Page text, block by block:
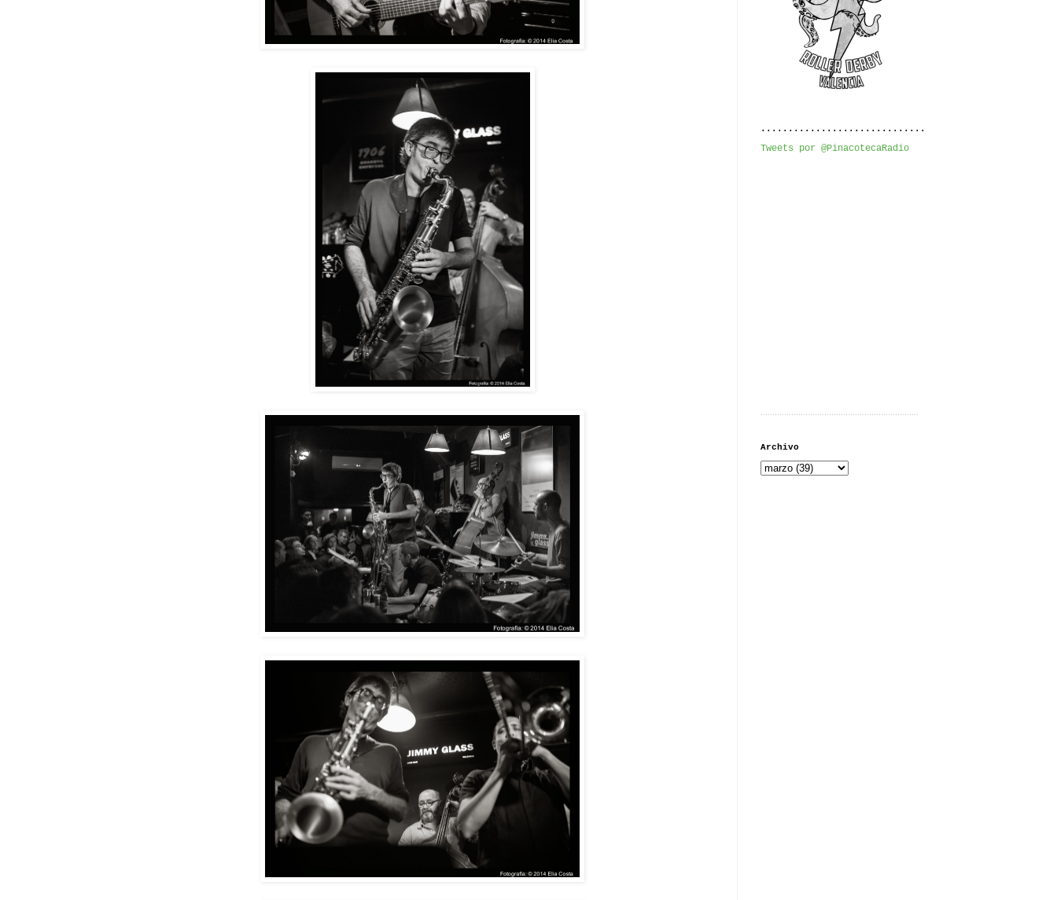
..............................
Tweets por @PinacotecaRadio
Archivo